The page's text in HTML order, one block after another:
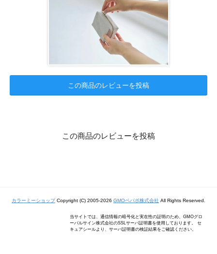
この商品のレビューを投稿
この商品のレビューを投稿
カラーミーショップCopyright (C) 2005-2026 GMOペパボ株式会社 All Rights Reserved.
当サイトでは、通信情報の暗号化と実在性の証明のため、GMOグロ
ーバルサイン株式会社のSSLサーバ証明書を使用しております。 セ
キュアシールより、サーバ証明書の検証結果をご確認ください。